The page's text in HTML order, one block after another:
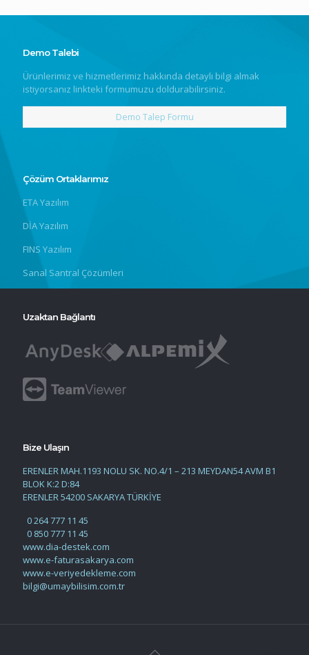
Demo Talebi
Ürünlerimiz ve hizmetlerimiz hakkında detaylı bilgi almak
istiyorsanız linkteki formumuzu doldurabilirsiniz.
Demo Talep Formu
Çözüm Ortaklarımız
ETA Yazılım
DİA Yazılım
FINS Yazılım
Sanal Santral Çözümleri
Uzaktan Bağlantı
Bize Ulaşın
ERENLER MAH.1193 NOLU SK. NO.4/1 – 213 MEYDAN54 AVM B1
BLOK K:2 D:84
ERENLER 54200 SAKARYA TÜRKİYE
0 264 777 11 45
0 850 777 11 45
www.dia-destek.com
www.e-faturasakarya.com
www.e-veriyedekleme.com
bilgi@umaybilisim.com.tr